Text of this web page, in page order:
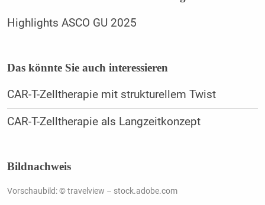
Highlights ASCO GU 2025
Das könnte Sie auch interessieren
CAR-T-Zelltherapie mit strukturellem Twist
CAR-T-Zelltherapie als Langzeitkonzept
Bildnachweis
Vorschaubild: © travelview – stock.adobe.com